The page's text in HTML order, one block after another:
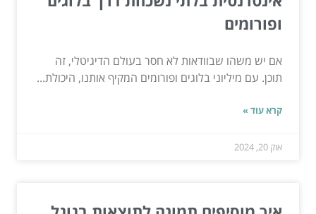
ופורומים
אם יש משהו שבוודאות לא חסר בעולם הדיגיטלי, זה
תוכן. עם מיליוני בלוגים ופורומים המקיף אותנו, היכולת...
קרא עוד »
אוק 20, 2024